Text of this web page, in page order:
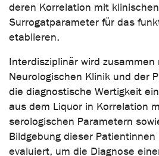
deren Korrelation mit
Surrogatparameter für das
etablieren.
Interdisziplinär wird zusammen
Neurologischen Klinik und der
die diagnostische Wertigkeit
aus dem Liquor in Korrelation
serologischen Parametern
Bildgebung dieser
evaluiert, um die Diagnose